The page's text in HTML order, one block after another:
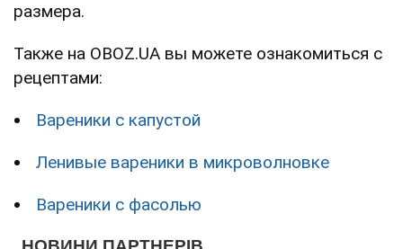
размера.
Также на OBOZ.UA вы можете ознакомиться с
рецептами:
Вареники с капустой
Ленивые вареники в микроволновке
Вареники с фасолью